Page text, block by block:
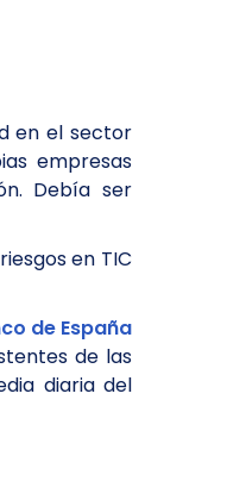
en el sector
empresas
Debía ser
en TIC
de España
de las
diaria del